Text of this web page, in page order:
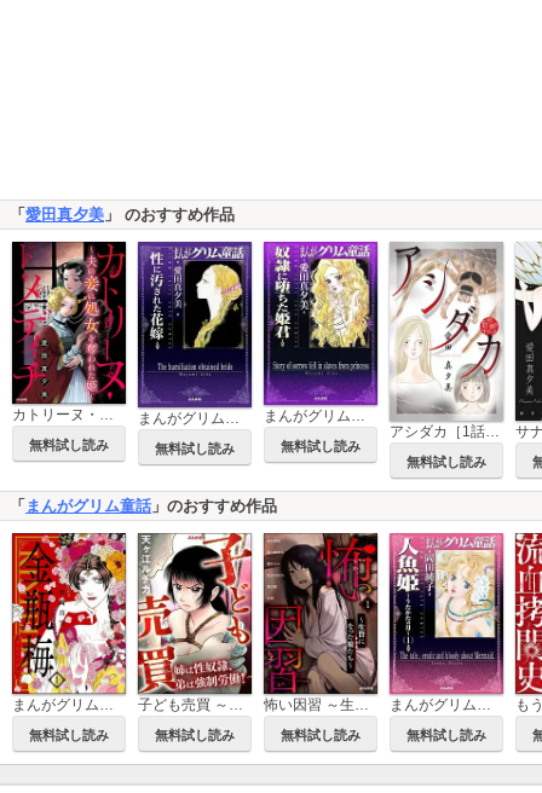
「 愛田真夕美 」 のおすすめ作品
無料試し読み
まんがグリム童話 性に汚された花嫁
無料試し読み 無料試し読み
アシダカ［1話売り］
無料試し読み
「 まんがグリム童話 」のおすすめ作品
まんがグリム童話 金瓶梅
無料試し読み
子ども売買 ～姉は性奴隷、弟は強制労働！～
無料試し読み
怖い因習 ～生贄になった娘たち～
無料試し読み
まんがグリム童話 人魚姫～うたかたの月～
無料試し読み